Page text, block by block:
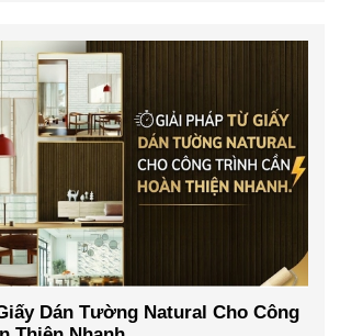
Dán Tường Natural Cho Công